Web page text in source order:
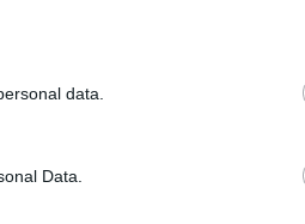
data.
Data.
ενός χεριού, είναι πολύ
Το μόνο άσχημο με
την ίδια ομάδα! Το
που ζοριστήκαμε, δεν